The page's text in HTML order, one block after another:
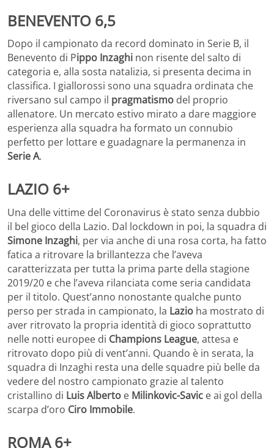
BENEVENTO 6,5
Dopo il campionato da record dominato in Serie B, il
Benevento di Pippo Inzaghi non risente del salto di
categoria e, alla sosta natalizia, si presenta decima in
classifica. I giallorossi sono una squadra ordinata che
riversano sul campo il pragmatismo del proprio
allenatore. Un mercato estivo mirato a dare maggiore
esperienza alla squadra ha formato un connubio
perfetto per lottare e guadagnare la permanenza in
Serie A.
LAZIO 6+
Una delle vittime del Coronavirus è stato senza dubbio
il bel gioco della Lazio. Dal lockdown in poi, la squadra di
Simone Inzaghi, per via anche di una rosa corta, ha fatto
fatica a ritrovare la brillantezza che l’aveva
caratterizzata per tutta la prima parte della stagione
2019/20 e che l’aveva rilanciata come seria candidata
per il titolo. Quest’anno nonostante qualche punto
perso per strada in campionato, la Lazio ha mostrato di
aver ritrovato la propria identità di gioco soprattutto
nelle notti europee di Champions League, attesa e
ritrovato dopo più di vent’anni. Quando è in serata, la
squadra di Inzaghi resta una delle squadre più belle da
vedere del nostro campionato grazie al talento
cristallino di Luis Alberto e Milinkovic-Savic e ai gol della
scarpa d’oro Ciro Immobile.
ROMA 6+